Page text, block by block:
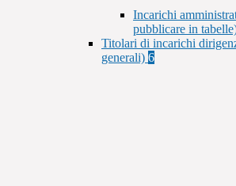
Incarichi
pubblicare in
Titolari di incarichi
generali) 6